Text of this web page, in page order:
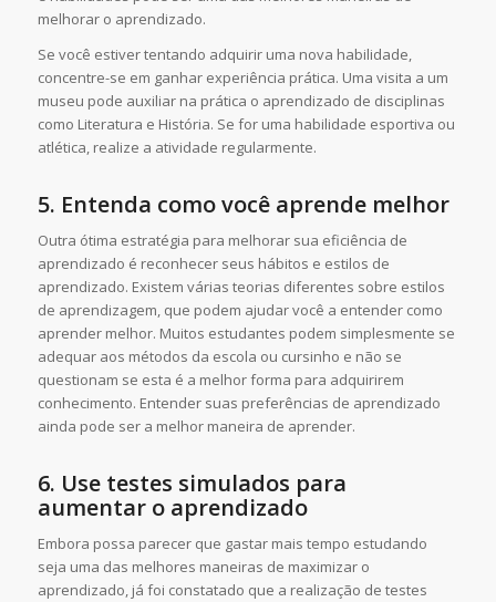
melhorar o aprendizado.
Se você estiver tentando adquirir uma nova habilidade,
concentre-se em ganhar experiência prática. Uma visita a um
museu pode auxiliar na prática o aprendizado de disciplinas
como Literatura e História. Se for uma habilidade esportiva ou
atlética, realize a atividade regularmente.
5. Entenda como você aprende melhor
Outra ótima estratégia para melhorar sua eficiência de
aprendizado é reconhecer seus hábitos e estilos de
aprendizado. Existem várias teorias diferentes sobre estilos
de aprendizagem, que podem ajudar você a entender como
aprender melhor. Muitos estudantes podem simplesmente se
adequar aos métodos da escola ou cursinho e não se
questionam se esta é a melhor forma para adquirirem
conhecimento. Entender suas preferências de aprendizado
ainda pode ser a melhor maneira de aprender.
6. Use testes simulados para
aumentar o aprendizado
Embora possa parecer que gastar mais tempo estudando
seja uma das melhores maneiras de maximizar o
aprendizado, já foi constatado que a realização de testes